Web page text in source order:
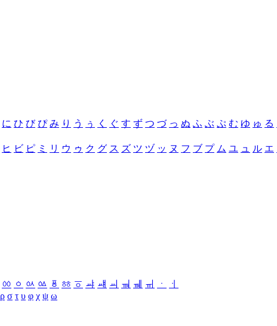
に ひ び ぴ み り う ぅ く ぐ す ず つ づ っ ぬ ふ ぶ ぷ む ゆ ゅ る
ヒ ビ ピ ミ リ ウ ゥ ク グ ス ズ ツ ヅ ッ ヌ フ ブ プ ム ユ ュ ル エ
ㆀ ㆁ ㆂ ㆃ ㆄ ㆅ ㆆ ㆇ ㆈ ㆉ ㆊ ㆋ ㆌ ㆍ
ㆎ
ρ σ τ υ φ χ ψ ω